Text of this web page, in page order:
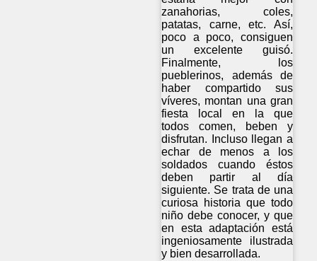
zanahorias, coles,
patatas, carne, etc. Así,
poco a poco, consiguen
un excelente guisó.
Finalmente, los
pueblerinos, además de
haber compartido sus
víveres, montan una gran
fiesta local en la que
todos comen, beben y
disfrutan. Incluso llegan a
echar de menos a los
soldados cuando éstos
deben partir al día
siguiente. Se trata de una
curiosa historia que todo
niño debe conocer, y que
en esta adaptación está
ingeniosamente ilustrada
y bien desarrollada.